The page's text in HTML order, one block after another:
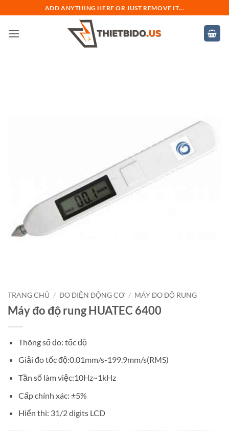
qua
nội
ADD ANYTHING HERE OR JUST REMOVE IT...
TRANG CHỦ / ĐO ĐIỆN ĐỘNG CƠ / MÁY ĐO ĐỘ RUNG
Máy đo độ rung HUATEC 6400
Thông số đo: tốc độ
Giải đo tốc độ:0.01mm/s-199.9mm/s(RMS)
Tần số làm việc:10Hz~1kHz
Cấp chính xác: ±5%
Hiển thi: 31/2 digits LCD